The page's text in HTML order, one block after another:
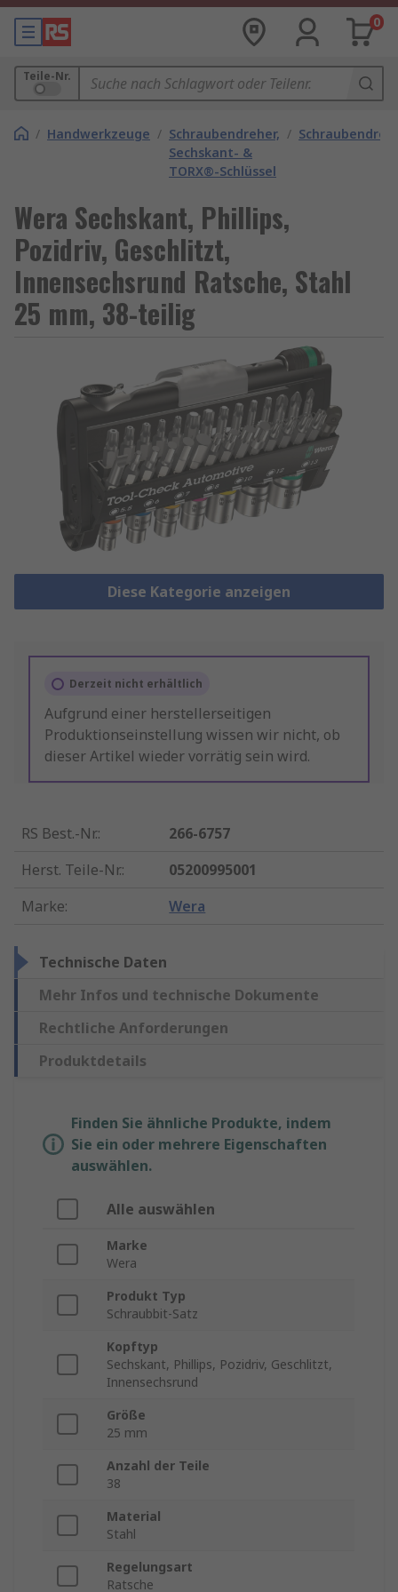
0
Teile-Nr.
/ Handwerkzeuge / Schraubendreher,
Sechskant- &
TORX®-Schlüssel
/
Wera Sechskant, Phillips,
Pozidriv, Geschlitzt,
Innensechsrund Ratsche, Stahl
25 mm, 38-teilig
Diese Kategorie anzeigen
Derzeit nicht erhältlich
Aufgrund einer herstellerseitigen
Produktionseinstellung wissen wir nicht, ob
dieser Artikel wieder vorrätig sein wird.
RS Best.-Nr.:
266-6757
Herst. Teile-Nr.:
05200995001
Marke: Wera
Technische Daten
Mehr Infos und technische Dokumente
Rechtliche Anforderungen
Produktdetails
Finden Sie ähnliche Produkte, indem
Sie ein oder mehrere Eigenschaften
auswählen.
Alle auswählen
Marke
Wera
Produkt Typ
Schraubbit-Satz
Kopftyp
Sechskant, Phillips, Pozidriv, Geschlitzt,
Innensechsrund
Größe
25 mm
Anzahl der Teile
38
Material
Stahl
Regelungsart
Ratsche